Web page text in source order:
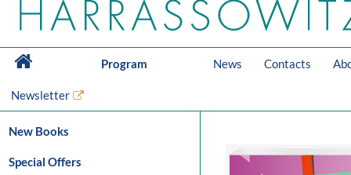
Program News Contacts
Newsletter
New Books
Special Offers